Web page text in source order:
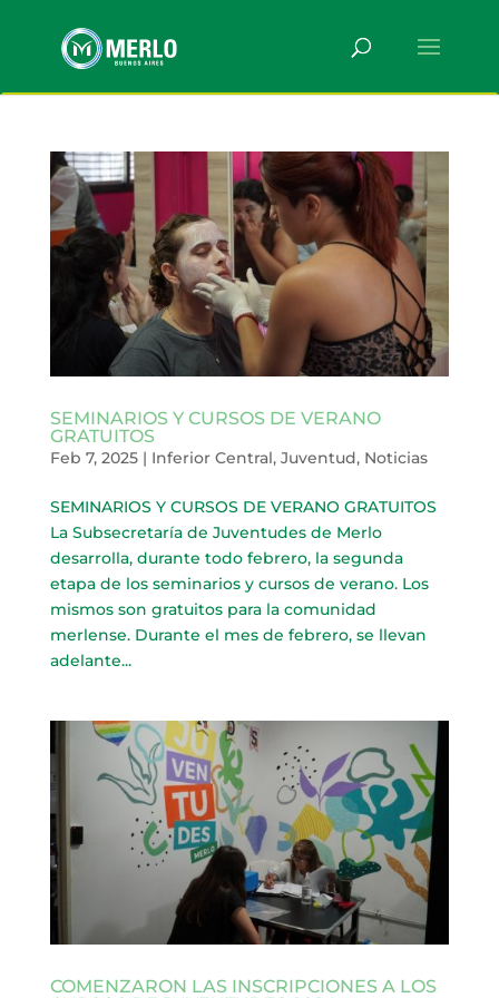
SEMINARIOS Y CURSOS DE VERANO
GRATUITOS
Feb 7, 2025| Inferior Central, Juventud, Noticias
SEMINARIOS Y CURSOS DE VERANO GRATUITOS
La Subsecretaría de Juventudes de Merlo
desarrolla, durante todo febrero, la segunda
etapa de los seminarios y cursos de verano. Los
mismos son gratuitos para la comunidad
merlense. Durante el mes de febrero, se llevan
adelante...
COMENZARON LAS INSCRIPCIONES A LOS